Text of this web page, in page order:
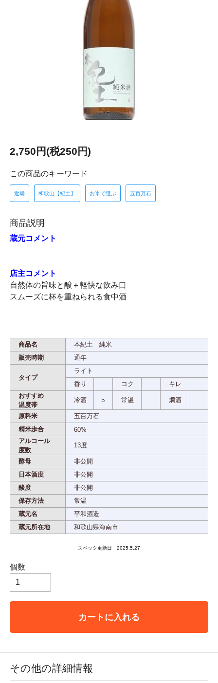
2,750円(税250円)
この商品のキーワード
近畿 和歌山【紀土】 お米で選ぶ 五百万石
商品説明
蔵元コメント
店主コメント
自然体の旨味と酸＋軽快な飲み口
スムーズに杯を重ねられる食中酒
商品名
本紀土 純米
販売時期
通年
タイプ
ライト
香り
コク
キレ
おすすめ
温度帯
冷酒 ○ 常温 燗酒
原料米
五百万石
精米歩合
60%
アルコール
度数
13度
酵母
非公開
日本酒度
非公開
酸度
非公開
保存方法
常温
蔵元名
平和酒造
蔵元所在地
和歌山県海南市
スペック更新日 2025.5.27
個数
カートに入れる
その他の詳細情報